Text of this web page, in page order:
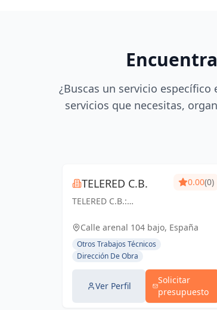
¿Buscas un servicio
servicios que necesitas,
TELERED C.B.
TELERED C.B.:
telecomunicaciones
conectado. Soluciones
integrales, calidad y
experiencia en Vigo y
Pontevedra.
0.00(0)
Calle arenal 104 bajo, España
Otros Trabajos Técnicos
Dirección De Obra
Ver Perfil
Solicitar
presupuesto